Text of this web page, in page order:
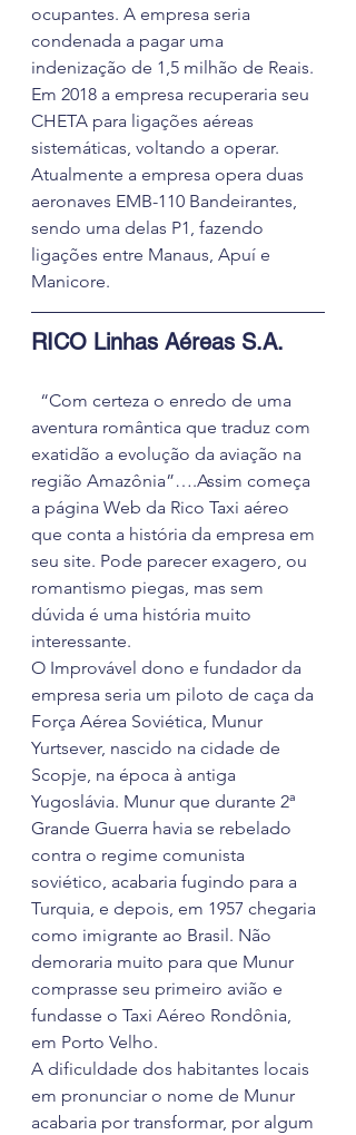
ocupantes. A empresa seria
condenada a pagar uma
indenização de 1,5 milhão de Reais.
Em 2018 a empresa recuperaria seu
CHETA para ligações aéreas
sistemáticas, voltando a operar.
Atualmente a empresa opera duas
aeronaves EMB-110 Bandeirantes,
sendo uma delas P1, fazendo
ligações entre Manaus, Apuí e
Manicore.
RICO Linhas Aéreas S.A.
aventura romântica que traduz com
exatidão a evolução da aviação na
região Amazônia”….Assim começa
a página Web da Rico Taxi aéreo
que conta a história da empresa em
seu site. Pode parecer exagero, ou
romantismo piegas, mas sem
dúvida é uma história muito
interessante.
O Improvável dono e fundador da
empresa seria um piloto de caça da
Força Aérea Soviética, Munur
Yurtsever, nascido na cidade de
Scopje, na época à antiga
Yugoslávia. Munur que durante 2ª
Grande Guerra havia se rebelado
contra o regime comunista
soviético, acabaria fugindo para a
Turquia, e depois, em 1957 chegaria
como imigrante ao Brasil. Não
demoraria muito para que Munur
comprasse seu primeiro avião e
fundasse o Taxi Aéreo Rondônia,
em Porto Velho.
A dificuldade dos habitantes locais
em pronunciar o nome de Munur
acabaria por transformar, por algum